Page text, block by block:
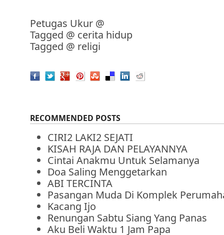
Petugas Ukur @
Tagged @ cerita hidup
Tagged @ religi
RECOMMENDED POSTS
CIRI2 LAKI2 SEJATI
KISAH ​RAJA DAN PELAYANNYA
Cintai Anakmu Untuk Selamanya
Doa Saling Menggetarkan
ABI TERCINTA
Pasangan Muda Di Komplek
Kacang Ijo
Renungan Sabtu Siang Yang Panas
Aku Beli Waktu 1 Jam Papa